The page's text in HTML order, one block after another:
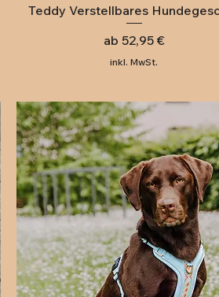
Schnellansicht
Teddy Verstellbares
ab 52,95 €
Sale-Preis
inkl. MwSt.